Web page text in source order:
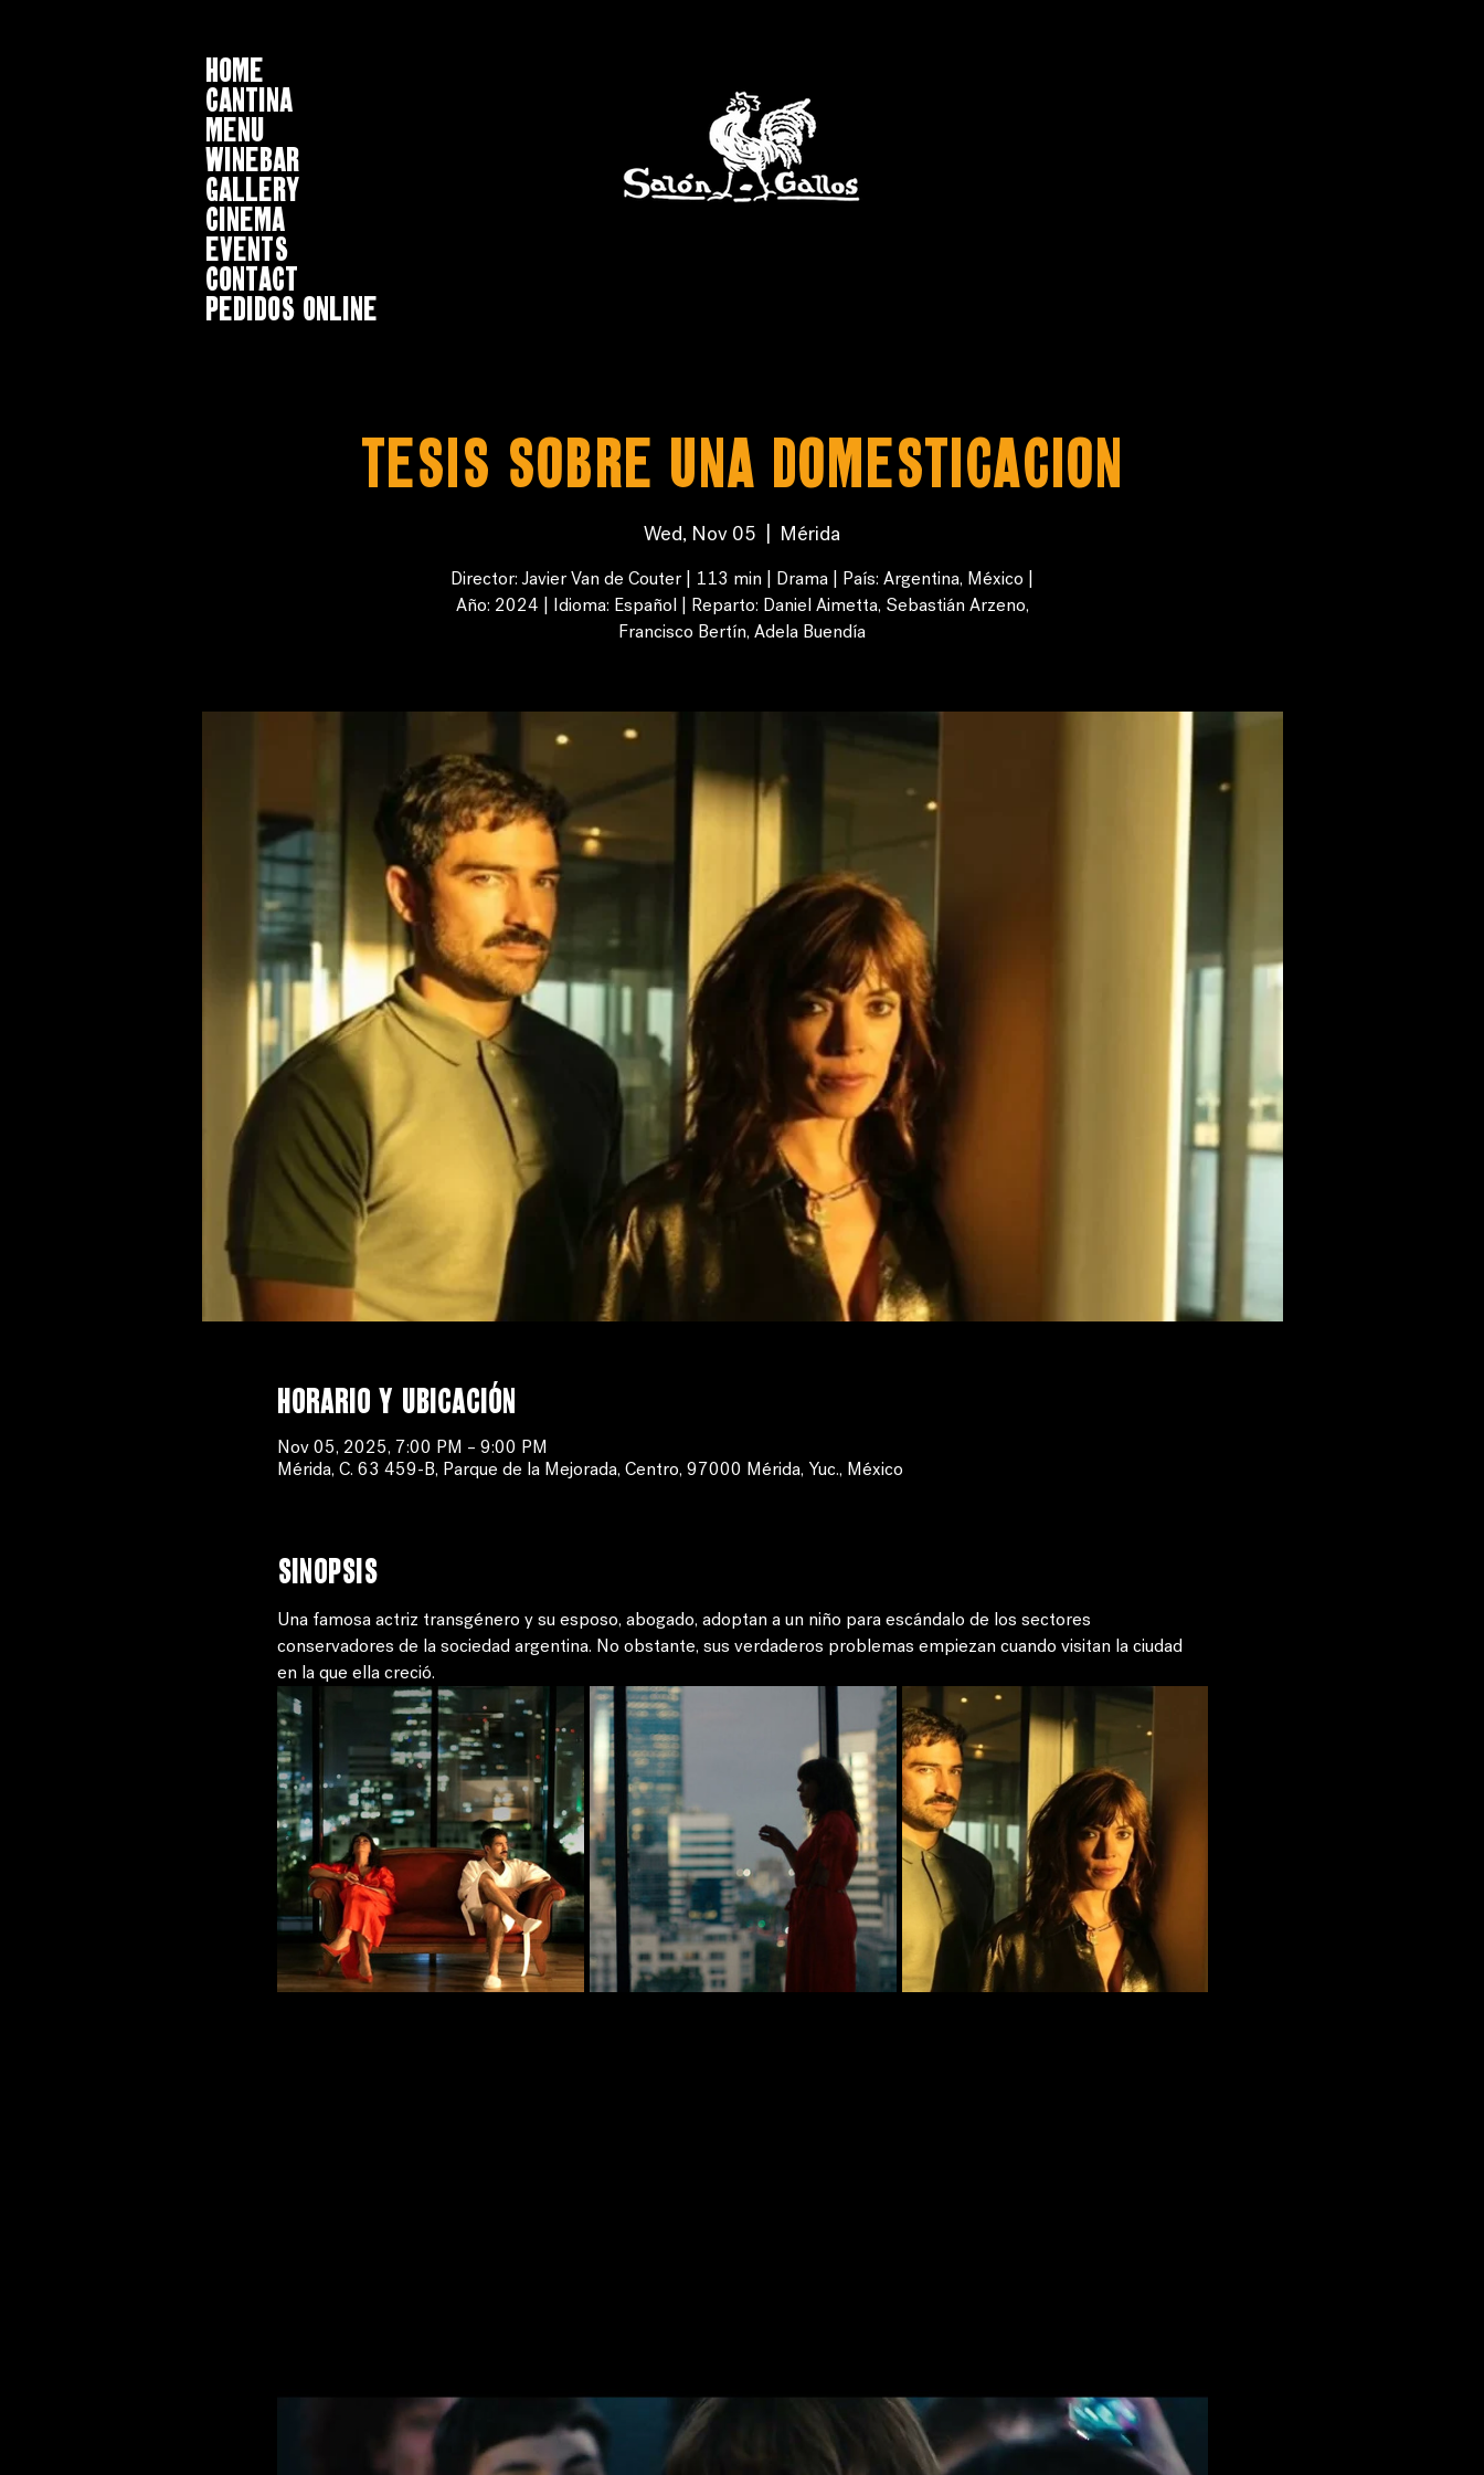
HOME
CANTINA
MENU
WINEBAR
GALLERY
CINEMA
EVENTS
CONTACT
Pedidos online
TESIS SOBRE UNA DOMESTICACION
Wed, Nov 05 Mérida
Director: Javier Van de Couter | 113 min | Drama | País: Argentina, México |
Año: 2024 | Idioma: Español | Reparto: Daniel Aimetta, Sebastián Arzeno,
Francisco Bertín, Adela Buendía
Horario y ubicación
Nov 05, 2025, 7:00 PM – 9:00 PM
Mérida, C. 63 459-B, Parque de la Mejorada, Centro, 97000 Mérida, Yuc., México
Sinopsis
Una famosa actriz transgénero y su esposo, abogado, adoptan a un niño para escándalo de los sectores
conservadores de la sociedad argentina. No obstante, sus verdaderos problemas empiezan cuando visitan la ciudad
en la que ella creció.